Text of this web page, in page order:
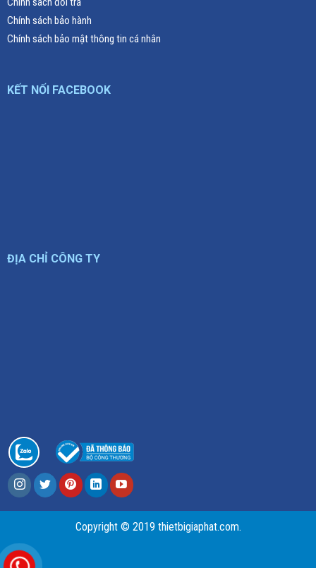
Chính sách bảo hành
Chính sách bảo mật thông tin cá nhân
KẾT NỐI FACEBOOK
ĐỊA CHỈ CÔNG TY
Copyright © 2019 thietbigiaphat.com.